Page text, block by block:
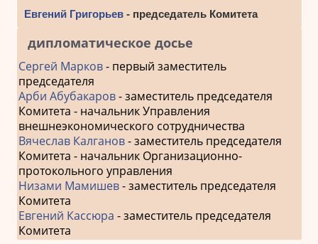
Евгений Григорьев- председатель Комитета
дипломатическое досье
Сергей Марков- первый заместитель
председателя
Арби Абубакаров- заместитель председателя
Комитета - начальник Управления
внешнеэкономического сотрудничества
Вячеслав Калганов- заместитель председателя
Комитета - начальник Организационно-
протокольного управления
Низами Мамишев- заместитель председателя
Комитета
Евгений Кассюра - заместитель председателя
Комитета